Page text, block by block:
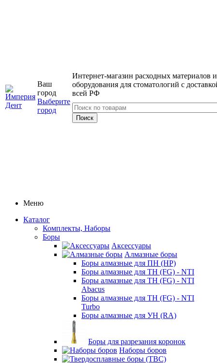
Ваш
город
Выберите
город
Интернет-магазин расходных материалов и
оборудования для стоматологий с
всей РФ
Меню
Каталог
Комплекты, Наборы
Боры
Аксессуары
Алмазные боры
Боры алмазные для ПН (HP)
Боры алмазные для ТН (FG) - NTI
Боры алмазные для ТН (FG) - NTI
Abacus
Боры алмазные для ТН (FG) - NTI
Turbo
Боры алмазные для УН (RA)
Боры для разрезания коронок
Наборы боров